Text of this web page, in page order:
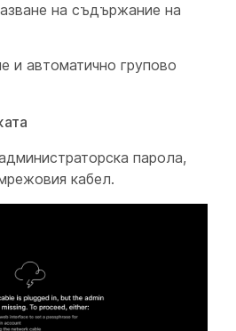
на съдържание на
и автоматично групово
парола,
кабел.